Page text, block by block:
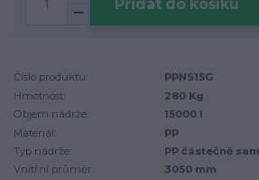
Přidat do košíku
Číslo produktu:
PPNS15G
Hmotnost:
280 Kg
Objem nádrže:
15000 l
Materiál:
PP
Typ nádrže:
PP částečně
Vnitřní průměr:
3050 mm